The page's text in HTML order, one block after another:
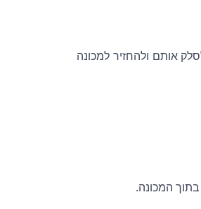
אותם ולהחזיר למכונה
המכונה.